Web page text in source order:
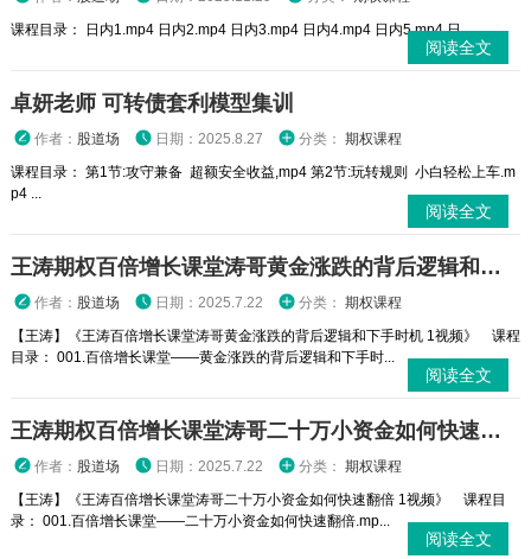
课程目录： 日内1.mp4 日内2.mp4 日内3.mp4 日内4.mp4 日内5.mp4 日...
阅读全文
卓妍老师 可转债套利模型集训
作者： 股道场 日期：2025.8.27 分类： 期权课程
课程目录： 第1节:攻守兼备 超额安全收益,mp4 第2节:玩转规则 小白轻松上车.m
p4 ...
阅读全文
王涛期权百倍增长课堂涛哥黄金涨跌的背后逻辑和下手时机 1视频
作者： 股道场 日期：2025.7.22 分类： 期权课程
【王涛】《王涛百倍增长课堂涛哥黄金涨跌的背后逻辑和下手时机 1视频》 课程
目录： 001.百倍增长课堂——黄金涨跌的背后逻辑和下手时...
阅读全文
王涛期权百倍增长课堂涛哥二十万小资金如何快速翻倍 1视频
作者： 股道场 日期：2025.7.22 分类： 期权课程
【王涛】《王涛百倍增长课堂涛哥二十万小资金如何快速翻倍 1视频》 课程目
录： 001.百倍增长课堂——二十万小资金如何快速翻倍.mp...
阅读全文